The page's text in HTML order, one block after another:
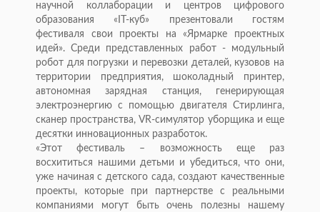
научной коллаборации и центров цифрового
образования «IT-куб» презентовали гостям
фестиваля свои проекты на «Ярмарке проектных
идей». Среди представленных работ - модульный
робот для погрузки и перевозки деталей, кузовов на
территории предприятия, шоколадный принтер,
автономная зарядная станция, генерирующая
электроэнергию с помощью двигателя Стирлинга,
сканер пространства, VR-симулятор уборщика и еще
десятки инновационных разработок.
«Этот фестиваль – возможность еще раз
восхититься нашими детьми и убедиться, что они,
уже начиная с детского сада, создают качественные
проекты, которые при партнерстве с реальными
компаниями могут быть очень полезны нашему